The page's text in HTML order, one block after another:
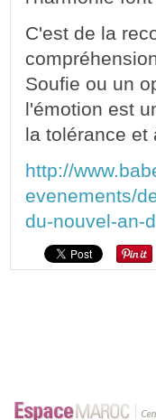
C'est de la
Soufie ou un
l'émotion est
la tolérance et
http://
evenements/
du-nouvel-an-